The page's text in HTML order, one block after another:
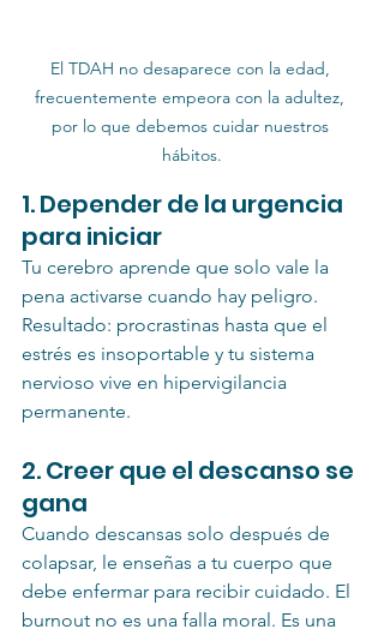
El TDAH no desaparece con la edad,
frecuentemente empeora con la adultez,
por lo que debemos cuidar nuestros
hábitos.
1. Depender de la urgencia
para iniciar
Tu cerebro aprende que solo vale la
pena activarse cuando hay peligro.
Resultado: procrastinas hasta que el
estrés es insoportable y tu sistema
nervioso vive en hipervigilancia
permanente.
2. Creer que el descanso se
gana
Cuando descansas solo después de
colapsar, le enseñas a tu cuerpo que
debe enfermar para recibir cuidado. El
burnout no es una falla moral. Es una